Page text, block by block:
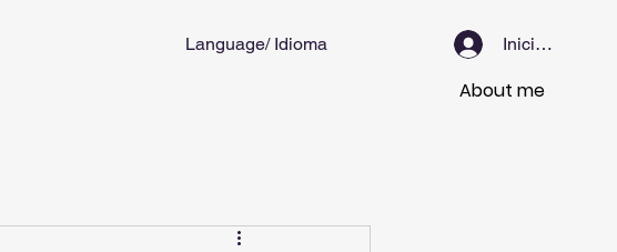
Language/ Idioma Iniciar sesión
About me